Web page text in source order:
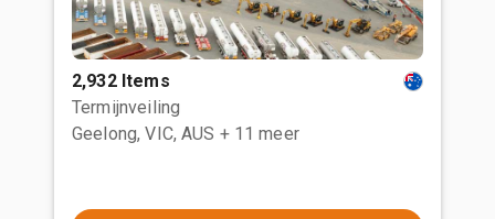
2,932 Items
Termijnveiling
Geelong, VIC, AUS + 11 meer